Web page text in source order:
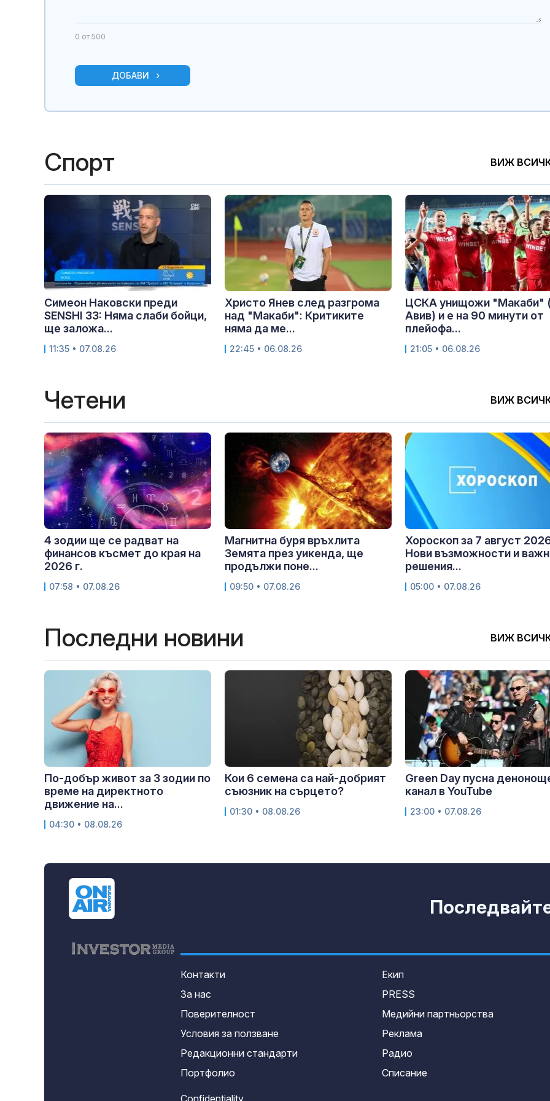
0 от 500
ДОБАВИ
Спорт ВИЖ
Симеон Наковски преди
SENSHI 33: Няма слаби бойци,
ще заложа...
11:35 • 07.08.26
Христо Янев след разгрома
над "Макаби": Критиките
няма да ме...
22:45 • 06.08.26
ЦСКА унищожи "Макаби"
Авив) и е на 90 минути от
плейофа...
21:05 • 06.08.26
Четени ВИЖ
4 зодии ще се радват на
финансов късмет до края на
2026 г.
07:58 • 07.08.26
Магнитна буря връхлита
Земята през уикенда, ще
продължи поне...
09:50 • 07.08.26
Хороскоп за 7 август
Нови възможности и
решения...
05:00 • 07.08.26
Последни новини ВИЖ
По-добър живот за 3 зодии по
време на директното
движение на...
04:30 • 08.08.26
Кои 6 семена са най-добрият
съюзник на сърцето?
01:30 • 08.08.26
Green Day пусна
канал в YouTube
23:00 • 07.08.26
Контакти
За нас
Поверителност
Условия за ползване
Редакционни стандарти
Портфолио
Екип
PRESS
Медийни партньорства
Реклама
Радио
Списание